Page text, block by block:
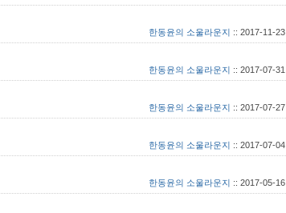
한동윤의 소울라운지 :: 2017-11-23
한동윤의 소울라운지 :: 2017-07-31
한동윤의 소울라운지 :: 2017-07-27
한동윤의 소울라운지 :: 2017-07-04
한동윤의 소울라운지 :: 2017-05-16